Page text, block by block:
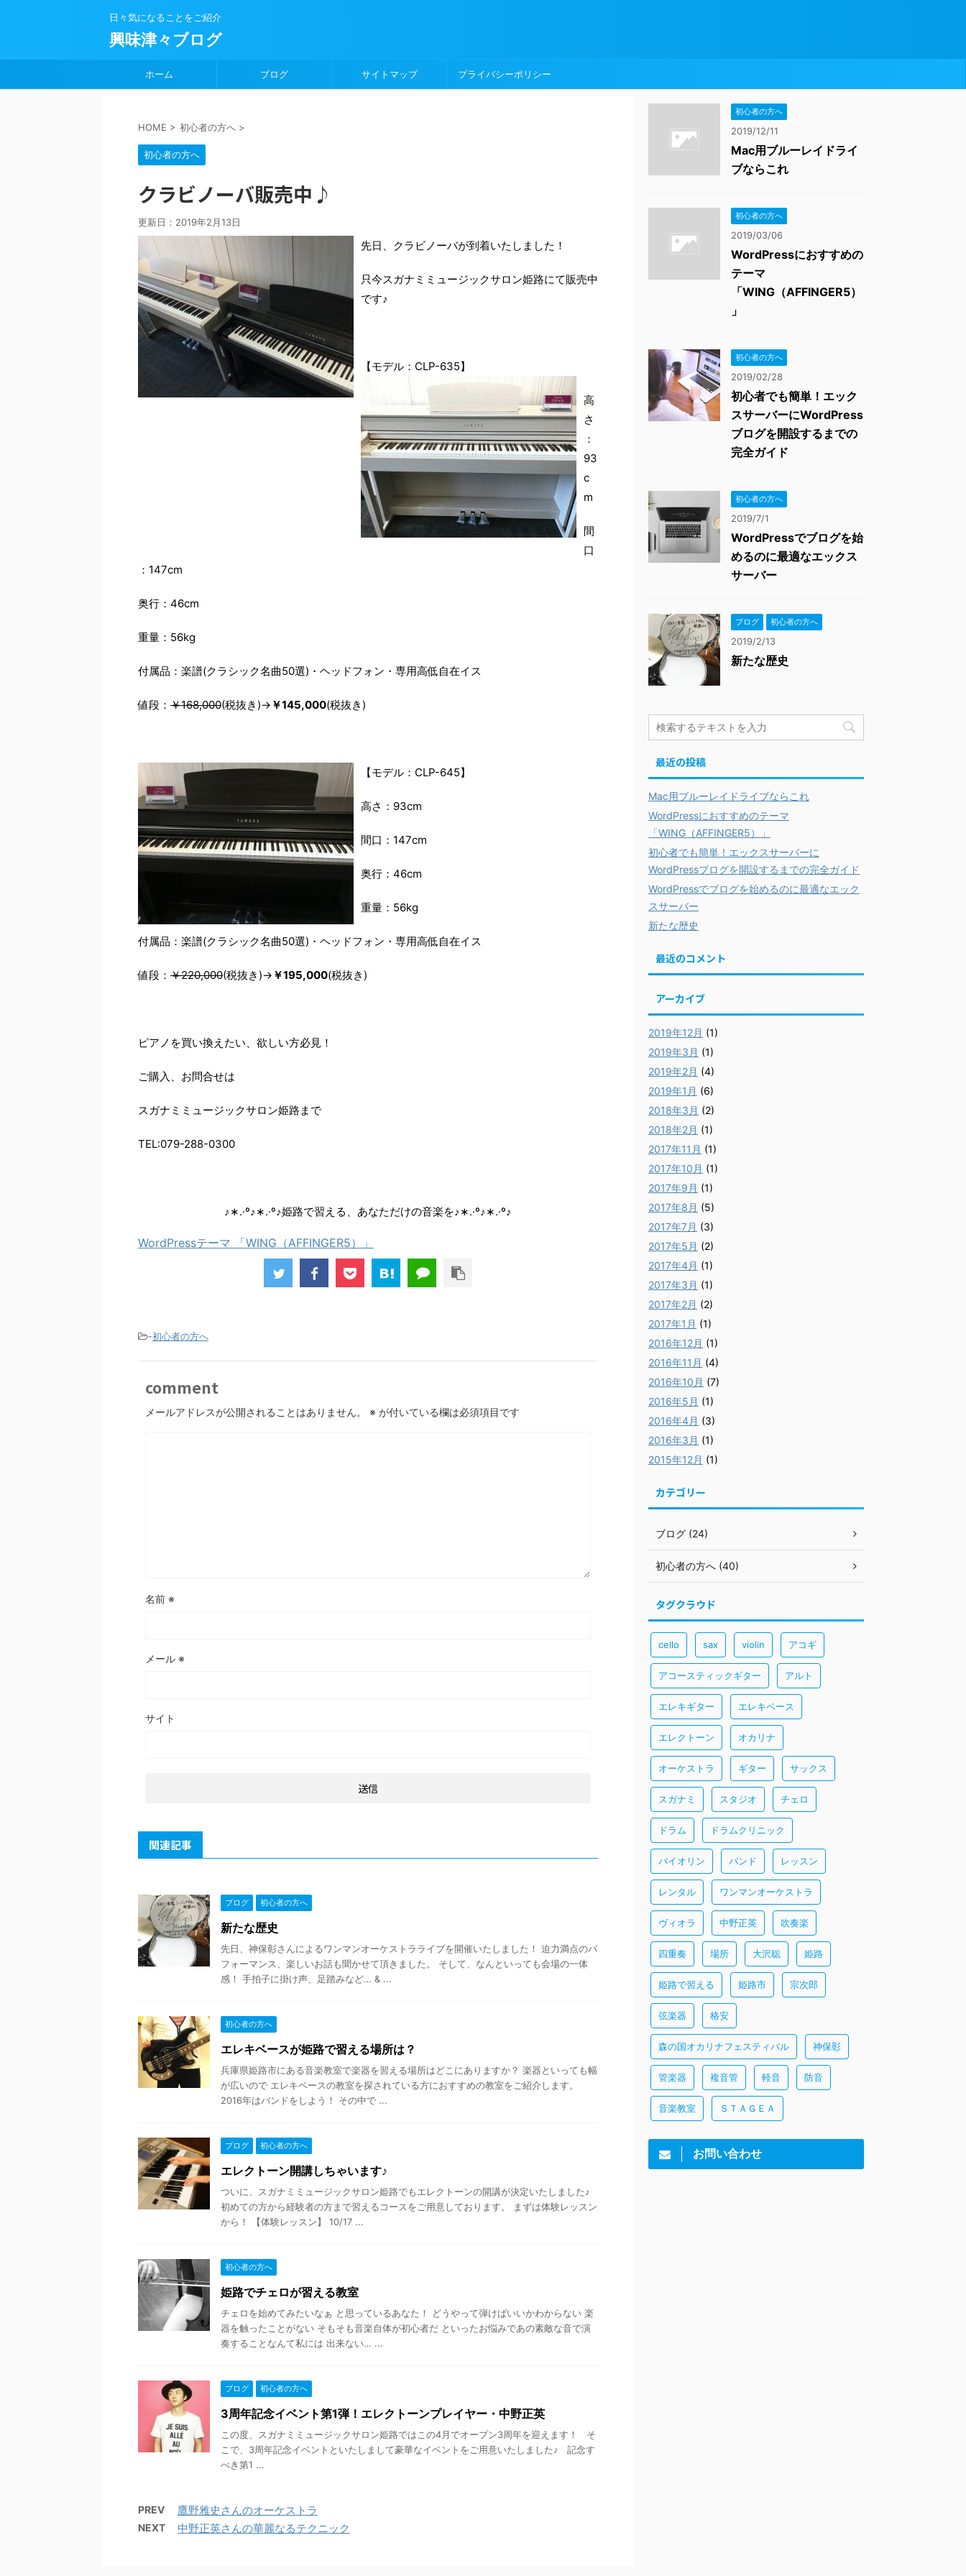
日々気になることをご紹介
興味津々ブログ
ホーム ブログ サイトマップ プライバシーポリシー
HOME > 初心者の方へ >
初心者の方へ
クラビノーバ販売中♪
更新日： 2019年2月13日
先日、クラビノーバが到着いたしました！
只今スガナミミュージックサロン姫路にて販売中
です♪
【モデル：CLP-635】
高
さ
：
93
c
m
間
口
：147cm
奥行：46cm
重量：56kg
付属品：楽譜(クラシック名曲50選)・ヘッドフォン・専用高低自在イス
値段： ￥168,000(税抜き)→ ￥145,000(税抜き)
【モデル：CLP-645】
高さ：93cm
間口：147cm
奥行：46cm
重量：56kg
付属品：楽譜(クラシック名曲50選)・ヘッドフォン・専用高低自在イス
値段： ￥220,000(税抜き)→ ￥195,000(税抜き)
ピアノを買い換えたい、欲しい方必見！
ご購入、お問合せは
スガナミミュージックサロン姫路まで
TEL:079-288-0300
♪∗.·º♪∗.·º♪姫路で習える、あなただけの音楽を♪∗.·º♪∗.·º♪
WordPressテーマ 「WING（AFFINGER5）」
-初心者の方へ
comment
メールアドレスが公開されることはありません。 ※ が付いている欄は必須項目です
名前 ※
メール ※
サイト
関連記事
ブログ 初心者の方へ
新たな歴史
先日、神保彰さんによるワンマンオーケストラライブを開催いたしました！ 迫力満点のパ
フォーマンス、楽しいお話も聞かせて頂きました。 そして、なんといっても会場の一体
感！ 手拍子に掛け声、足踏みなど… & ...
初心者の方へ
エレキベースが姫路で習える場所は？
兵庫県姫路市にある音楽教室で楽器を習える場所はどこにありますか？ 楽器といっても幅
が広いので エレキベースの教室を探されている方におすすめの教室をご紹介します。
2016年はバンドをしよう！ その中で ...
ブログ 初心者の方へ
エレクトーン開講しちゃいます♪
ついに、スガナミミュージックサロン姫路でもエレクトーンの開講が決定いたしました♪
初めての方から経験者の方まで習えるコースをご用意しております。 まずは体験レッスン
から！ 【体験レッスン】 10/17 ...
初心者の方へ
姫路でチェロが習える教室
チェロを始めてみたいなぁ と思っているあなた！ どうやって弾けばいいかわからない 楽
器を触ったことがない そもそも音楽自体が初心者だ といったお悩みであの素敵な音で演
奏することなんて私には 出来ない… ...
ブログ 初心者の方へ
3周年記念イベント第1弾！エレクトーンプレイヤー・中野正英
この度、スガナミミュージックサロン姫路ではこの4月でオープン3周年を迎えます！ そ
こで、3周年記念イベントといたしまして豪華なイベントをご用意いたしました♪ 記念す
べき第1 ...
PREV 鷹野雅史さんのオーケストラ
NEXT 中野正英さんの華麗なるテクニック
初心者の方へ
2019/12/11
Mac用ブルーレイドライ
ブならこれ
初心者の方へ
2019/03/06
WordPressにおすすめの
テーマ
「WING（AFFINGER5）
」
初心者の方へ
2019/02/28
初心者でも簡単！エック
スサーバーにWordPress
ブログを開設するまでの
完全ガイド
初心者の方へ
2019/7/1
WordPressでブログを始
めるのに最適なエックス
サーバー
ブログ 初心者の方へ
2019/2/13
新たな歴史
最近の投稿
Mac用ブルーレイドライブならこれ
WordPressにおすすめのテーマ
「WING（AFFINGER5）」
初心者でも簡単！エックスサーバーに
WordPressブログを開設するまでの完全ガイド
WordPressでブログを始めるのに最適なエック
スサーバー
新たな歴史
最近のコメント
アーカイブ
2019年12月 (1)
2019年3月 (1)
2019年2月 (4)
2019年1月 (6)
2018年3月 (2)
2018年2月 (1)
2017年11月 (1)
2017年10月 (1)
2017年9月 (1)
2017年8月 (5)
2017年7月 (3)
2017年5月 (2)
2017年4月 (1)
2017年3月 (1)
2017年2月 (2)
2017年1月 (1)
2016年12月 (1)
2016年11月 (4)
2016年10月 (7)
2016年5月 (1)
2016年4月 (3)
2016年3月 (1)
2015年12月 (1)
カテゴリー
ブログ (24)
初心者の方へ (40)
タグクラウド
cello sax violin アコギ
アコースティックギター アルト
エレキギター エレキベース
エレクトーン オカリナ
オーケストラ ギター サックス
スガナミ スタジオ チェロ
ドラム ドラムクリニック
バイオリン バンド レッスン
レンタル ワンマンオーケストラ
ヴィオラ 中野正英 吹奏楽
四重奏 場所 大沢聡 姫路
姫路で習える 姫路市 宗次郎
弦楽器 格安
森の国オカリナフェスティバル 神保彰
管楽器 複音管 軽音 防音
音楽教室 ＳＴＡＧＥＡ
お問い合わせ